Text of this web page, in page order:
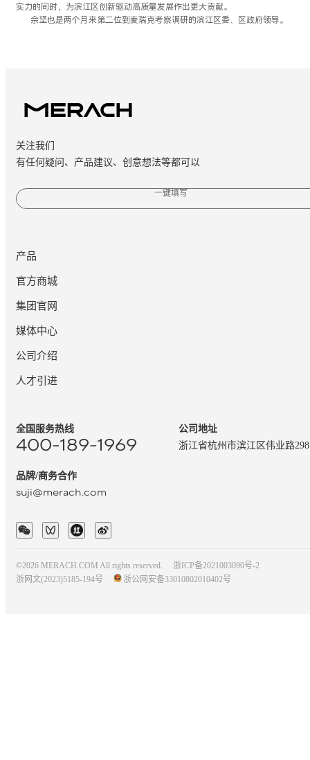
实力的同时，为滨江区创新驱动高质量发展作出更大贡献。
佘坚也是两个月来第二位到麦瑞克考察调研的滨江区委、区政府领导。
关注我们
有任何疑问、产品建议、创意想法等都可以
一键填写
产品
官方商城
集团官网
媒体中心
公司介绍
人才引进
全国服务热线
400-189-1969
品牌/商务合作
suji@merach.com
公司地址
浙江省杭州市滨江区伟业路
©2026 MERACH.COM All rights reserved.
浙ICP备2021003090号-2
浙网文(2023)5185-194号
浙公网安备33010802010402号